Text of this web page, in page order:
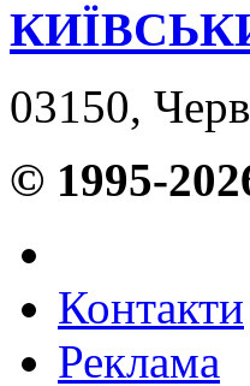
03150,
© 1995-
Контакти
Реклама